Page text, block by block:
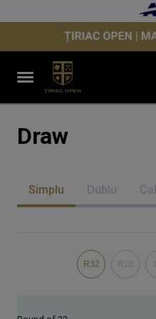
Draw
Simplu Dublu
R32 R16